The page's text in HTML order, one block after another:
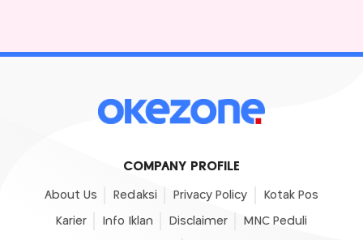
COMPANY PROFILE
About Us Redaksi Privacy Policy Kotak Pos
Karier Info Iklan Disclaimer MNC Peduli